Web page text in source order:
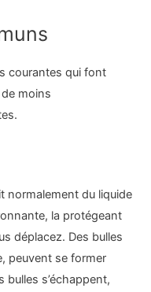
courantes qui font
moins
normalement du liquide
la protégeant
déplacez. Des bulles
peuvent se former
s’échappent,